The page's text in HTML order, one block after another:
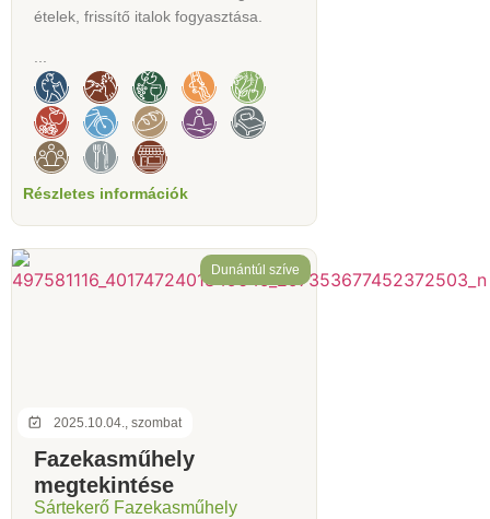
ételek, frissítő italok fogyasztása.
Részletes információk
2025.10.04., szombat
Dunántúl szíve
Fazekasműhely
megtekintése
Sártekerő Fazekasműhely